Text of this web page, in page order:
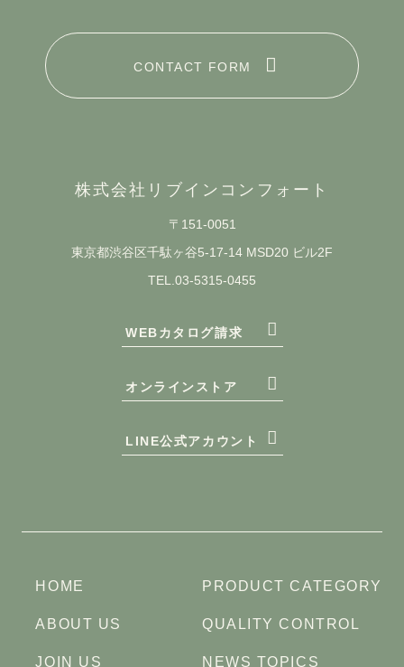
CONTACT FORM
株式会社リブインコンフォート
〒151-0051
東京都渋谷区千駄ヶ谷5-17-14 MSD20 ビル2F
TEL.03-5315-0455
WEBカタログ請求
オンラインストア
LINE公式アカウント
HOME PRODUCT CATEGORY
ABOUT US QUALITY CONTROL
JOIN US NEWS TOPICS